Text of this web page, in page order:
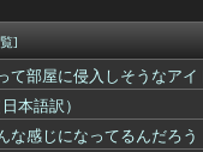
ガチ決定ｗｗｗ
」←これ
気付いたｗｗｗｗ『グルメ
だろ（笑）」→
写ありの期待の新人到来
ないこのお漫画📖🥺
]
て部屋に侵入しそうなアイ
本語訳）
な感じになってるんだろう